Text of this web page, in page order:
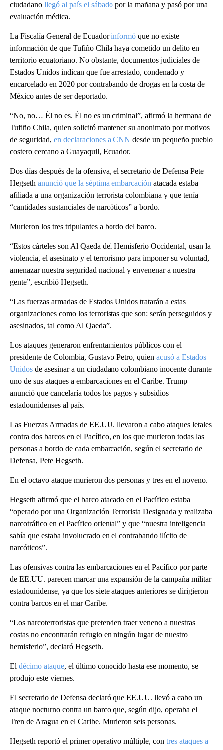
ciudadano llegó al país el sábado por la mañana y pasó por una
evaluación médica.
La Fiscalía General de Ecuadorinformó que no existe
información de que Tufiño Chila haya cometido un delito en
territorio ecuatoriano. No obstante, documentos judiciales de
Estados Unidos indican que fue arrestado, condenado y
encarcelado en 2020 por contrabando de drogas en la costa de
México antes de ser deportado.
“No, no… Él no es. Él no es un criminal”, afirmó la hermana de
Tufiño Chila, quien solicitó mantener su anonimato por motivos
de seguridad, en declaraciones a CNN desde un pequeño pueblo
costero cercano a Guayaquil, Ecuador.
Dos días después de la ofensiva, el secretario de Defensa Pete
Hegseth anunció que la séptima embarcación atacada estaba
afiliada a una organización terrorista colombiana y que tenía
“cantidades sustanciales de narcóticos” a bordo.
Murieron los tres tripulantes a bordo del barco.
“Estos cárteles son Al Qaeda del Hemisferio Occidental, usan la
violencia, el asesinato y el terrorismo para imponer su voluntad,
amenazar nuestra seguridad nacional y envenenar a nuestra
gente”, escribió Hegseth.
“Las fuerzas armadas de Estados Unidos tratarán a estas
organizaciones como los terroristas que son: serán perseguidos y
asesinados, tal como Al Qaeda”.
Los ataques generaron enfrentamientos públicos con el
presidente de Colombia, Gustavo Petro, quien acusó a Estados
Unidos de asesinar a un ciudadano colombiano inocente durante
uno de sus ataques a embarcaciones en el Caribe. Trump
anunció que cancelaría todos los pagos y subsidios
estadounidenses al país.
Las Fuerzas Armadas de EE.UU. llevaron a cabo ataques letales
contra dos barcos en el Pacífico, en los que murieron todas las
personas a bordo de cada embarcación, según el secretario de
Defensa, Pete Hegseth.
En el octavo ataque murieron dos personas y tres en el noveno.
Hegseth afirmó que el barco atacado en el Pacífico estaba
“operado por una Organización Terrorista Designada y realizaba
narcotráfico en el Pacífico oriental” y que “nuestra inteligencia
sabía que estaba involucrado en el contrabando ilícito de
narcóticos”.
Las ofensivas contra las embarcaciones en el Pacífico por parte
de EE.UU. parecen marcar una expansión de la campaña militar
estadounidense, ya que los siete ataques anteriores se dirigieron
contra barcos en el mar Caribe.
“Los narcoterroristas que pretenden traer veneno a nuestras
costas no encontrarán refugio en ningún lugar de nuestro
hemisferio”, declaró Hegseth.
El décimo ataque, el último conocido hasta ese momento, se
produjo este viernes.
El secretario de Defensa declaró que EE.UU. llevó a cabo un
ataque nocturno contra un barco que, según dijo, operaba el
Tren de Aragua en el Caribe. Murieron seis personas.
Hegseth reportó el primer operativo múltiple, con tres ataques a